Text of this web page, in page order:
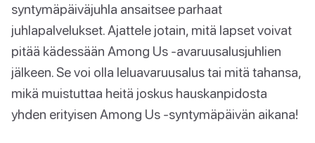
syntymäpäiväjuhla ansaitsee parhaat
juhlapalvelukset. Ajattele jotain, mitä lapset voivat
pitää kädessään Among Us -avaruusalusjuhlien
jälkeen. Se voi olla leluavaruusalus tai mitä tahansa,
mikä muistuttaa heitä joskus hauskanpidosta
yhden erityisen Among Us -syntymäpäivän aikana!